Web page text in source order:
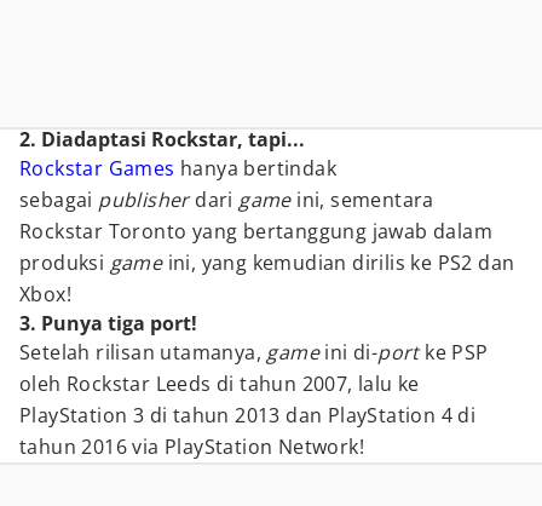
2. Diadaptasi Rockstar, tapi...
Rockstar Games hanya bertindak
sebagai publisherdari game ini, sementara
Rockstar Toronto yang bertanggung jawab dalam
produksi game ini, yang kemudian dirilis ke PS2 dan
Xbox!
3. Punya tiga port!
Setelah rilisan utamanya, gameini di-portke PSP
oleh Rockstar Leeds di tahun 2007, lalu ke
PlayStation 3 di tahun 2013 dan PlayStation 4 di
tahun 2016 via PlayStation Network!